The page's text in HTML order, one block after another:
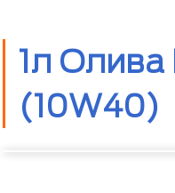
1л Олива
(10W40)